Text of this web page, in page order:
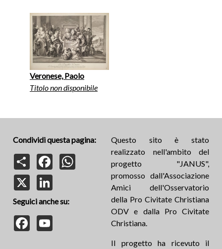
Veronese, Paolo
Titolo non disponibile
Condividi questa pagina:
Share
FacebookWhatsApp
Seguici anche su:
Facebook
Questo sito è stato
realizzato nell'ambito del
progetto "JANUS",
promosso dall'Associazione
Amici dell'Osservatorio
della Pro Civitate Christiana
ODV e dalla Pro Civitate
Christiana.
Il progetto ha ricevuto il